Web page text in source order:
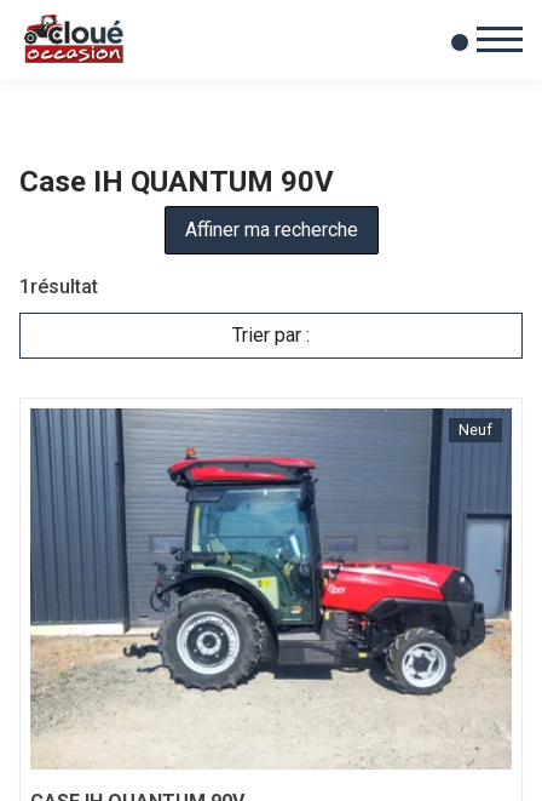
Mes favoris
0
Case IH QUANTUM 90V
1 résultat
Trier par :
Affiner ma recherche
Neuf